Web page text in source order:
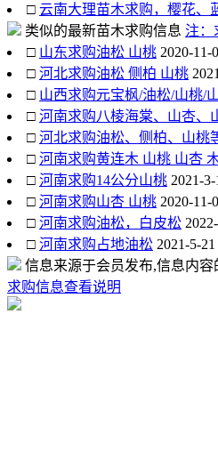
□ 云南大理苗木求购，樱花、
类似的最新苗木求购信息 注：
□ 山东求购油松 山桃 2020-11-
□ 河北求购油松 侧柏 山桃
□ 山西求购元宝枫/油松/山桃/
□ 河南求购八棱海棠、山杏、
□ 河北求购油松、侧柏、山桃
□ 河南求购黄连木 山桃 山杏
□ 河南求购14公分山桃 2021-3-
□ 河南求购山杏 山桃 2020-11-
□ 河南求购油松，白皮松
□ 河南求购占地油松 2021-5-21
信息来源于会员发布,信息内
求购信息查看说明